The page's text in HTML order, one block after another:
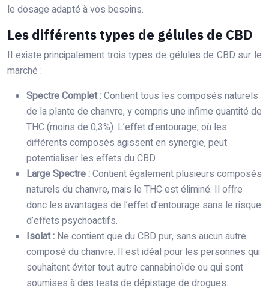
le dosage adapté à vos besoins.
Les différents types de gélules de CBD
Il existe principalement trois types de gélules de CBD sur le
marché :
Spectre Complet :Contient tous les composés naturels
de la plante de chanvre, y compris une infime quantité de
THC (moins de 0,3%). L’effet d’entourage, où les
différents composés agissent en synergie, peut
potentialiser les effets du CBD.
Large Spectre :Contient également plusieurs composés
naturels du chanvre, mais le THC est éliminé. Il offre
donc les avantages de l’effet d’entourage sans le risque
d’effets psychoactifs.
Isolat : Ne contient que du CBD pur, sans aucun autre
composé du chanvre. Il est idéal pour les personnes qui
souhaitent éviter tout autre cannabinoïde ou qui sont
soumises à des tests de dépistage de drogues.